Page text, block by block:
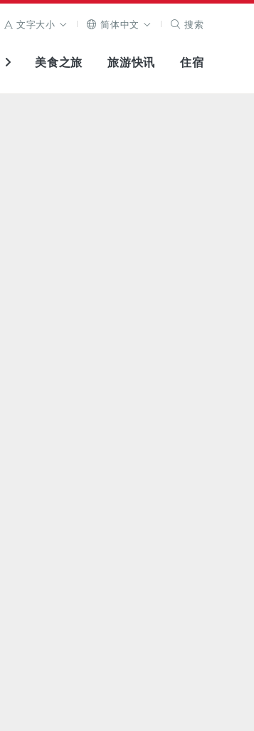
文字大小 简体中文 搜索
美食之旅 旅游快讯 住宿